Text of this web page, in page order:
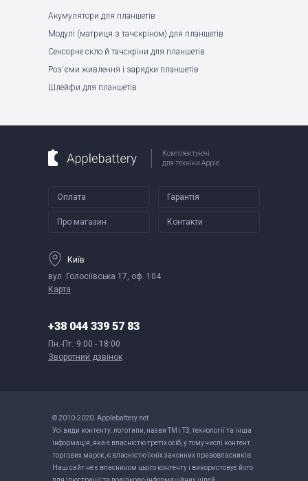
Акумулятори для планшетів
Модулі (матриця з тачскріном) для планшетів
Сенсорне скло й тачскріни для планшетів
Роз'єми живлення і зарядки планшетів
Шлейфи для планшетів
Комплектуючі
для техніки Apple
Оплата Гарантія
Про магазин Контакти
Київ
вул. Голосіївська 17, оф. 104
Карта
+38 044 339 57 83
Пн.-Пт. 9:00 - 18:00
Зворотний дзвінок
© 2010-2020. Applebattery.net
Усі види контенту: логотипи, назви ТМ і ТЗ, технології та інша
інформація, яка є власністю третіх осіб, у тому числі контент
торгових марок, є власністю їхніх законних правовласників.
Наш сайт не є власником цього контенту і використовує його